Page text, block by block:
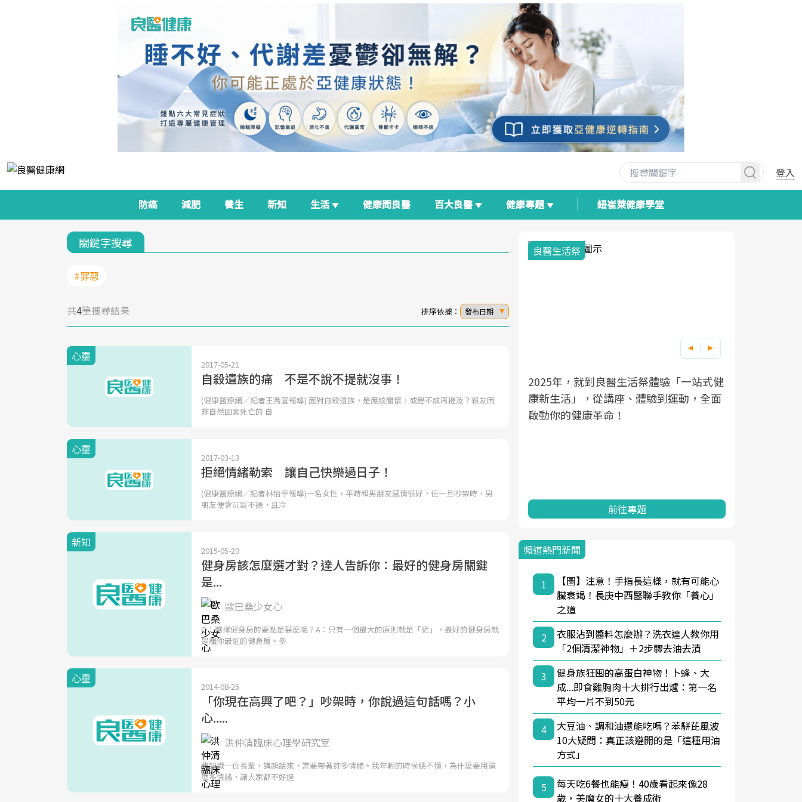
登入
防癌 減肥 養生 新知 生活 健康問良醫 百大良醫 健康專題 紐崔萊健康學堂
關鍵字搜尋
#罪惡
共4筆搜尋結果 排序依據： 發布日期
心靈
2017-05-21
自殺遺族的痛 不是不說不提就沒事！
(健康醫療網／記者王喬萱報導) 面對自殺遺族，是應該關懷，或是不該再提及？親友因
非自然因素死亡的 自
心靈
2017-03-13
拒絕情緒勒索 讓自己快樂過日子！
(健康醫療網／記者林怡亭報導)一名女性，平時和男朋友感情很好，但一旦吵架時，男
朋友便會沉默不語，且冷
新知
2015-05-29
健身房該怎麼選才對？達人告訴你：最好的健身房關鍵
是...
歐巴桑少女心
Q：選擇健身房的要點是甚麼呢？A：只有一個最大的原則就是「近」，最好的健身房就
是離你最近的健身房。參
心靈
2014-08-25
「你現在高興了吧？」吵架時，你說過這句話嗎？小
心.....
洪仲清臨床心理學研究室
我認識一位長輩，講起話來，常要帶著許多情緒。我年輕的時候總不懂，為什麼要用這
麼多情緒，讓大家都不好過
面對超高齡社會的浪潮，台灣正在快速邁
向「健康照護」的新時代。隨著國家政策
務，更是民眾了解自身健康狀況、啟動健
康管理的重要起點。
良醫生活祭
2025年，就到良醫生活祭體驗「一站式健
康新生活」，從講座、體驗到運動，全面
我與健康韌性的距離
良醫健康網從「換季的身體變化」出發，
透過醫學觀點與日常感受的對話，建立對
亞健康的認知，進而引導實際的改善行
頻道熱門新聞
1
【圖】注意！手指長這樣，就有可能心
臟衰竭！長庚中西醫聯手教你「養心」
之道
2
衣服沾到醬料怎麼辦？洗衣達人教你用
「2個清潔神物」＋2步驟去油去漬
3
健身族狂囤的高蛋白神物！卜蜂、大
成...即食雞胸肉十大排行出爐：第一名
平均一片不到50元
4
大豆油、調和油還能吃嗎？苯駢芘風波
10大疑問：真正該避開的是「這種用油
方式」
5
每天吃6餐也能瘦！40歲看起來像28
歲，美魔女的十大養成術